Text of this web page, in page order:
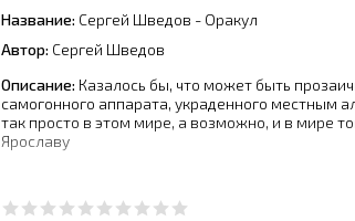
Название: Сергей Шведов - Оракул
Автор: Сергей Шведов
Описание: Казалось бы, что может быть
самогонного аппарата, украденного местным
так просто в этом мире, а возможно, и в мире
Ярославу